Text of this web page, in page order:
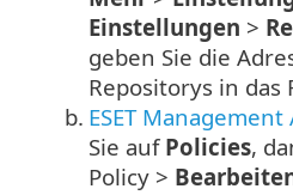
Einstellungen >
geben Sie die
Repositorys in das
b. ESET
Sie auf Policies,
Policy >